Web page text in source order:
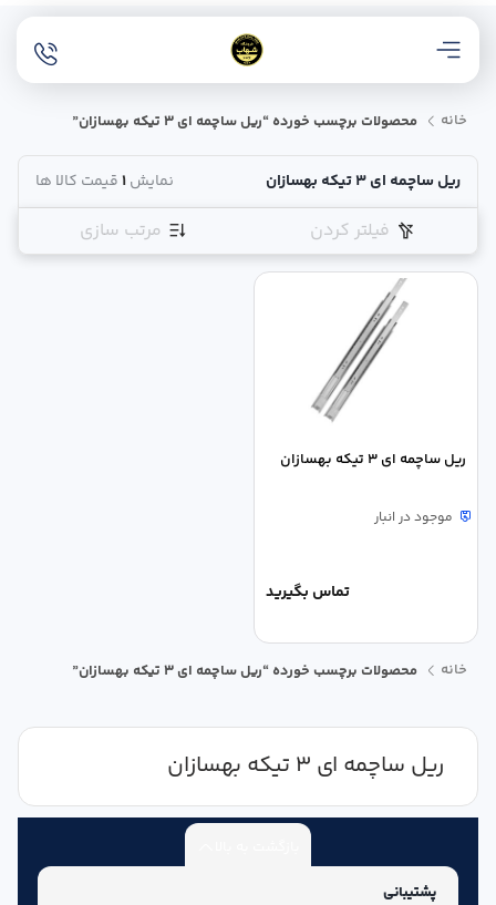
خانه محصولات برچسب خورده “ریل ساچمه ای 3 تیکه بهسازان”
ریل ساچمه ای 3 تیکه بهسازان نمایش1قیمت کالا ها
فیلتر کردن مرتب سازی
ریل ساچمه ای 3 تیکه بهسازان
موجود در انبار
تماس بگیرید
خانه محصولات برچسب خورده “ریل ساچمه ای 3 تیکه بهسازان”
ریل ساچمه ای 3 تیکه بهسازان
پشتیبانی